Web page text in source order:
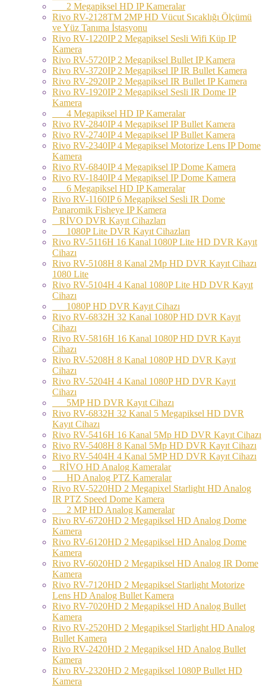
2 Megapiksel HD IP Kameralar
Rivo RV-2128TM 2MP HD Vücut Sıcaklığı Ölçümü
ve Yüz Tanıma İstasyonu
Rivo RV-1220IP 2 Megapiksel Sesli Wifi Küp IP
Kamera
Rivo RV-5720IP 2 Megapiksel Bullet IP Kamera
Rivo RV-3720IP 2 Megapiksel IP IR Bullet Kamera
Rivo RV-2920IP 2 Megapiksel IR Bullet IP Kamera
Rivo RV-1920IP 2 Megapiksel Sesli IR Dome IP
Kamera
4 Megapiksel HD IP Kameralar
Rivo RV-2840IP 4 Megapiksel IP Bullet Kamera
Rivo RV-2740IP 4 Megapiksel IP Bullet Kamera
Rivo RV-2340IP 4 Megapiksel Motorize Lens IP Dome
Kamera
Rivo RV-6840IP 4 Megapiksel IP Dome Kamera
Rivo RV-1840IP 4 Megapiksel IP Dome Kamera
6 Megapiksel HD IP Kameralar
Rivo RV-1160IP 6 Megapiksel Sesli IR Dome
Panaromik Fisheye IP Kamera
RİVO DVR Kayıt Cihazları
1080P Lite DVR Kayıt Cihazları
Rivo RV-5116H 16 Kanal 1080P Lite HD DVR Kayıt
Cihazı
Rivo RV-5108H 8 Kanal 2Mp HD DVR Kayıt Cihazı
1080 Lite
Rivo RV-5104H 4 Kanal 1080P Lite HD DVR Kayıt
Cihazı
1080P HD DVR Kayıt Cihazı
Rivo RV-6832H 32 Kanal 1080P HD DVR Kayıt
Cihazı
Rivo RV-5816H 16 Kanal 1080P HD DVR Kayıt
Cihazı
Rivo RV-5208H 8 Kanal 1080P HD DVR Kayıt
Cihazı
Rivo RV-5204H 4 Kanal 1080P HD DVR Kayıt
Cihazı
5MP HD DVR Kayıt Cihazı
Rivo RV-6832H 32 Kanal 5 Megapiksel HD DVR
Kayıt Cihazı
Rivo RV-5416H 16 Kanal 5Mp HD DVR Kayıt Cihazı
Rivo RV-5408H 8 Kanal 5Mp HD DVR Kayıt Cihazı
Rivo RV-5404H 4 Kanal 5MP HD DVR Kayıt Cihazı
RİVO HD Analog Kameralar
HD Analog PTZ Kameralar
Rivo RV-5220HD 2 Megapixel Starlight HD Analog
IR PTZ Speed Dome Kamera
2 MP HD Analog Kameralar
Rivo RV-6720HD 2 Megapiksel HD Analog Dome
Kamera
Rivo RV-6120HD 2 Megapiksel HD Analog Dome
Kamera
Rivo RV-6020HD 2 Megapiksel HD Analog IR Dome
Kamera
Rivo RV-7120HD 2 Megapiksel Starlight Motorize
Lens HD Analog Bullet Kamera
Rivo RV-7020HD 2 Megapiksel HD Analog Bullet
Kamera
Rivo RV-2520HD 2 Megapiksel Starlight HD Analog
Bullet Kamera
Rivo RV-2420HD 2 Megapiksel HD Analog Bullet
Kamera
Rivo RV-2320HD 2 Megapiksel 1080P Bullet HD
Kamera